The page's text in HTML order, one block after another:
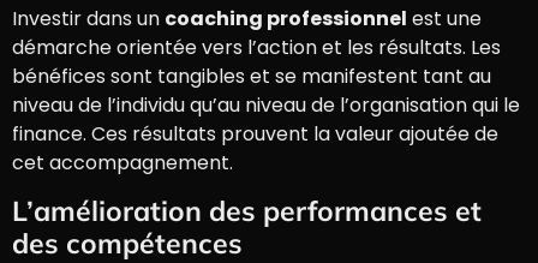
Investir dans un coaching professionnel est une
démarche orientée vers l’action et les résultats. Les
bénéfices sont tangibles et se manifestent tant au
niveau de l’individu qu’au niveau de l’organisation qui le
finance. Ces résultats prouvent la valeur ajoutée de
cet accompagnement.
L’amélioration des performances et
des compétences